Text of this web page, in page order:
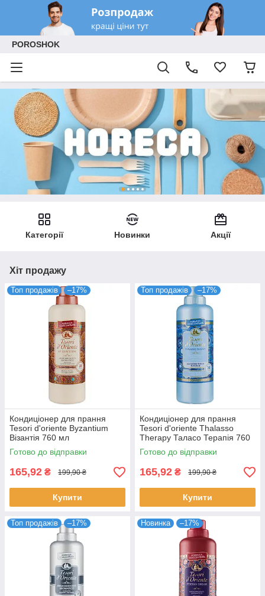
POROSHOK
Категорії Новинки Акції
Хіт продажу
Топ продажів –17%
Кондиціонер для прання
Tesori d'oriente Byzantium
Візантія 760 мл
Готово до відправки
165,92 ₴ 199,90 ₴
Купити
Топ продажів –17%
Кондиціонер для прання
Tesori d'oriente Thalasso
Therapy Таласо Терапія 760
мл
Готово до відправки
165,92 ₴ 199,90 ₴
Купити
Топ продажів –17% Новинка –17%